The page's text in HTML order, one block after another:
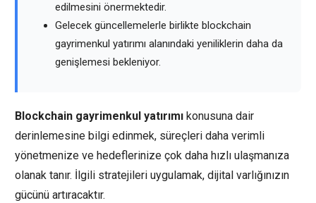
edilmesini önermektedir.
Gelecek güncellemelerle birlikte blockchain
gayrimenkul yatırımı alanındaki yeniliklerin daha da
genişlemesi bekleniyor.
Blockchain gayrimenkul yatırımı konusuna dair
derinlemesine bilgi edinmek, süreçleri daha verimli
yönetmenize ve hedeflerinize çok daha hızlı ulaşmanıza
olanak tanır. İlgili stratejileri uygulamak, dijital varlığınızın
gücünü artıracaktır.